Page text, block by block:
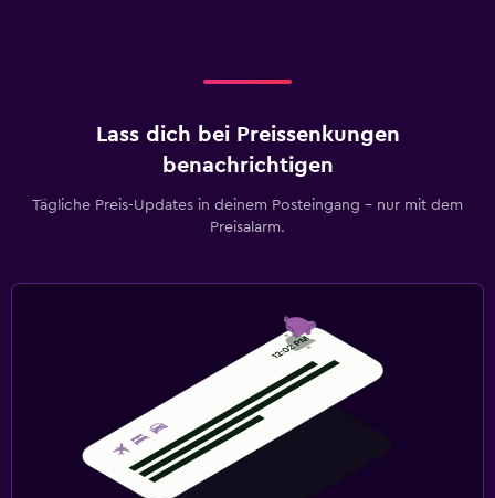
Lass dich bei Preissenkungen
benachrichtigen
Tägliche Preis-Updates in deinem Posteingang – nur mit dem
Preisalarm.